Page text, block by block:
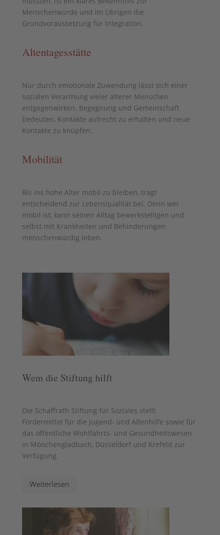
Menschenwürde und im Übrigen die
Grundvoraussetzung für Integration.
Altentagesstätte
Nur durch emotionale Zuwendung lässt sich einer
sozialen Verarmung vieler älterer Menschen
entgegenwirken. Begegnung und Gemeinschaft
bedeuten, Kontakte aufrecht zu erhalten und neue
Kontakte zu knüpfen.
Mobilität
Bis ins hohe Alter mobil zu bleiben, trägt
entscheidend zur Lebensqualität bei. Denn wer
mobil ist, kann seinen Alltag bewerkstelligen und
selbst mit Krankheiten und Behinderungen
menschenwürdig leben.
Wem die Stiftung hilft
Die Schaffrath Stiftung für Soziales stellt
Fördermittel für die Jugend- und Altenhilfe sowie für
das öffentliche Wohlfahrts- und Gesundheitswesen
in Mönchengladbach, Düsseldorf und Krefeld zur
Verfügung.
Weiterlesen